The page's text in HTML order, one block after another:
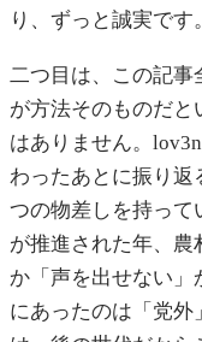
り、ずっと誠実です。
二つ目は、この記
が方法そのものだ
はありません。
わったあとに振り返
つの物差しを持って
が推進された年、農
か「声を出せない」
にあったのは「党外